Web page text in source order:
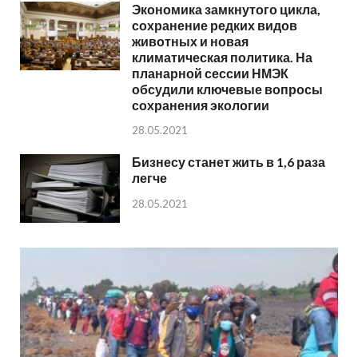
Экономика замкнутого цикла,
сохранение редких видов
животных и новая
климатическая политика. На
планарной сессии НМЭК
обсудили ключевые вопросы
сохранения экологии
28.05.2021
Бизнесу станет жить в 1,6 раза
легче
28.05.2021